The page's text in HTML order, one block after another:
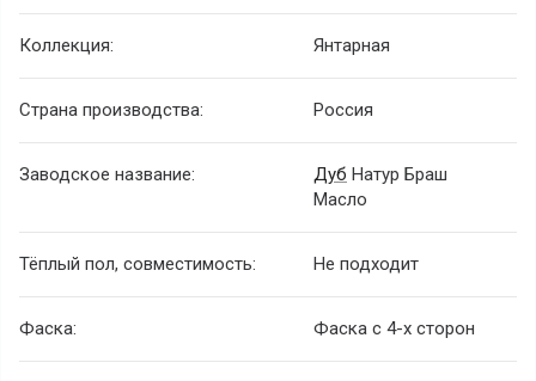
Коллекция: Янтарная
Страна производства: Россия
Заводское название: Дуб Натур Браш
Масло
Тёплый пол, совместимость: Не подходит
Фаска: Фаска с 4-х сторон